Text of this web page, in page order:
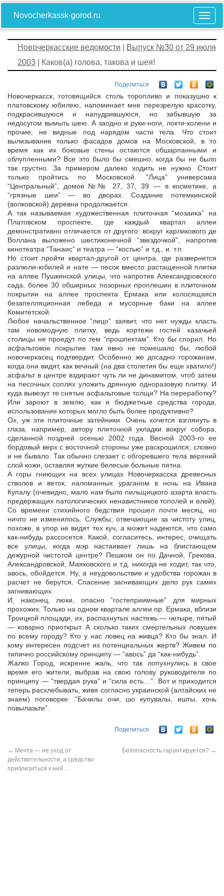
Novocherkassk-gorod.ru
Новочеркасские ведомости
Выпуск №30 от 29 июля
2003 | Каков(а) голова, такова и шея!
Поделиться
Новочеркасск, готовящийся столь торопливо и показушно к
платовскому юбилею, напоминает мне перезрелую красотку,
подкрасившуюся и напудрившуюся, но забывшую за
недосугом вымыть шею. А заодно и руки-ноги, локти-колени и
прочие, не видные под нарядом части тела. Что стоит
вылизывание только фасадов домов на Московской, в то
время как их боковые стены остаются обшарпанными и
облупленными? Все это было бы смешно, когда бы не было
так грустно. За примером далеко ходить не нужно. Стоит
только пройтись по Московской. “Лица” универсама
“Центральный”, домов №№ 27, 37, 39 — в косметике, а
“грязные шеи” — во дворах. Создание потемкинской
(волковской) деревни продолжается.
А так называемая художественная плиточная “мозаика” на
Платовском проспекте, где каждый квартал аллеи
демонстративно отличается от другого: вокруг карликового де
Воллана выложено шестиконечной “звездочкой”, напротив
кинотеатра “Танаис” и театра — “костью” и т.д., и. т.п.
Но стоит пройти квартал-другой от центра, где развернется
разлюли-юбилей и нате — песок вместо растащенной плитки
на аллее Пушкинской улицы, что напротив Александровского
сада, более 30 обширных позорных проплешин в плиточном
покрытии на аллее проспекта Ермака или колосящаяся
безапелляционная лебеда и мусорные баки на аллее
Комитетской.
Любое начальственное “лицо” заявит, что нет нужды класть
там новомодную плитку, ведь кортежи гостей казачьей
столицы не проедут по тем “прошпектам”. Кто бы спорил. Но
асфальтовое покрытие там явно не помешало бы, любой
новочеркасец подтвердит. Особенно же досадно горожанам,
когда они видят, как вечный (на два столетия бы еще хватило!)
асфальт в центре вздирают чуть ли не динамитом, чтоб затем
на песочных соплях уложить дрянную одноразовую плитку. И
куда вывезут те снятые асфальтовые толщи? На переработку?
Или зароют в землю, как и бюджетные средства города,
использование которых могло быть более продуктивно?
Ох, уж эти плиточные затейники. Очень хочется взглянуть в
глаза, например, автору плиточной укладки вокруг собора,
сделанной поздней осенью 2002 года. Весной 2003-го ее
бордовый верх с восточной стороны уже раскрошился, словно
и не бывало. Так обычно слезает с обгоревшего тела верхний
слой кожи, оставляя жуткие белесые больные пятна.
А горы гниющих на всех улицах Новочеркасска древесных
стволов и веток, наломанных ураганом в ночь на Ивана
Купалу (очевидно, мало нам было пильщицкого азарта власть
предержащих патологических ненавистников тополей и елей).
Со времени стихийного бедствия прошел почти месяц, но
ничто не изменилось. Службы, отвечающие за чистоту улиц,
похоже, в упор не видят тех куч, а может надеются, что само
как-нибудь рассосется. Какой, согласитесь, интерес, очищать
все улицы, когда мэр настаивает лишь на блистающем
дежурной чистотой центре? Пешком он по Дачной, Грекова,
Александровской, Маяковского и т.д. никогда не ходит, так что,
авось, обойдется. Ну, а неудовольствие и удобства горожан в
расчет не берутся. Спасение загнивающих дело рук самих
загнивающих.
И, наконец, люки, опасно “гостеприимные” для мирных
прохожих. Только на одном квартале аллеи пр. Ермака, вблизи
Троицкой площади, их, распахнутых настежь — четыре, пятый
— коварно приоткрыт. А сколько таких смертельных ловушек
по всему городу? Кто у нас ловец на живца? Кто бы знал. И
кому интересен подсчет их потенциальных жертв? Живем по
типично российскому принципу — “авось” да “как-нибудь”.
Жалко Город, искренне жаль, что так лопухнулись в свое
время его жители, выбрав на свою голову руководителя по
принципу — “твердая рука” и “сила есть…”. Вот и приходится
теперь расхлебывать, живя согласно украинской (алтайских не
знаем) поговорке: “Бачилы очи, шо купувалы, ишты, хочь
повылазьте”.
Поделиться
← Мечта — не уход от
действительности, а средство
приблизиться к ней…
Безопасность гарантируется? →